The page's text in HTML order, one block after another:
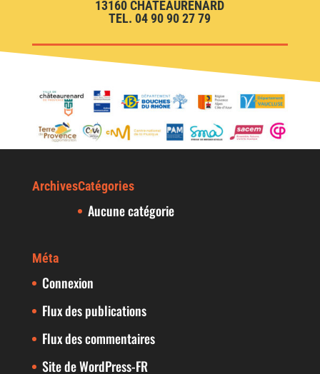
13160 CHATEAURENARD
TEL. 04 90 90 27 79
ArchivesCatégories
Aucune catégorie
Méta
Connexion
Flux des publications
Flux des commentaires
Site de WordPress-FR